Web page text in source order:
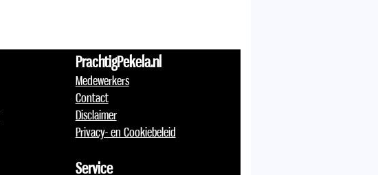
PrachtigPekela.nl
Medewerkers
Contact
Disclaimer
Privacy- en Cookiebeleid
Service